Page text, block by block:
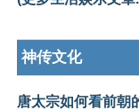
神传文化
唐太宗如何看前朝